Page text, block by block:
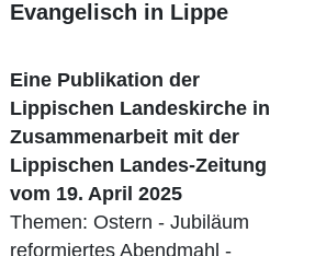
Evangelisch in Lippe
Eine Publikation der
Lippischen Landeskirche in
Zusammenarbeit mit der
Lippischen Landes-Zeitung
vom 19. April 2025
Themen: Ostern - Jubiläum
reformiertes Abendmahl -